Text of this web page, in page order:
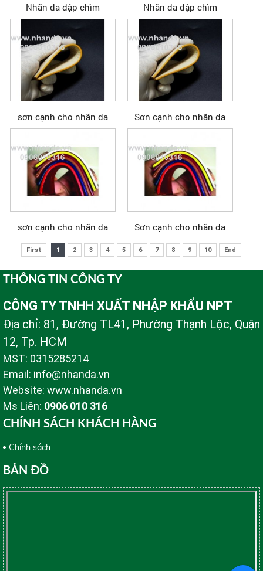
Nhãn da dập chìm Nhãn da dập chìm
sơn cạnh cho nhãn da Sơn cạnh cho nhãn da
sơn cạnh cho nhãn da Sơn cạnh cho nhãn da
First 1 2 3 4 5 6 7 8 9 10 End
THÔNG TIN CÔNG TY
CÔNG TY TNHH XUẤT NHẬP KHẨU NPT
Địa chỉ: 81, Đường TL41, Phường Thạnh Lộc, Quận
12, Tp. HCM
MST: 0315285214
Email: info@nhanda.vn
Website: www.nhanda.vn
Ms Liên: 0906 010 316
CHÍNH SÁCH KHÁCH HÀNG
Chính sách
BẢN ĐỒ